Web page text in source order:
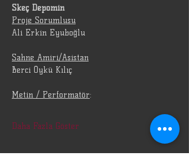
Skeç Depomin
Proje Sorumlusu
Ali Erkin Eyuboğlu
Sahne Amiri/Asistan
Berci Öykü Kılıç
Metin / Performatör:
Daha Fazla Göster